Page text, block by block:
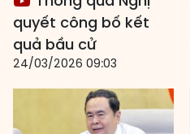
quyết công bố kết
quả bầu cử
24/03/2026 09:03